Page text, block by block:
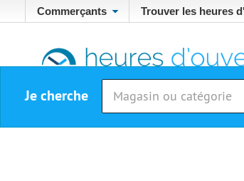
Commerçants Trouver les heures
Je cherche